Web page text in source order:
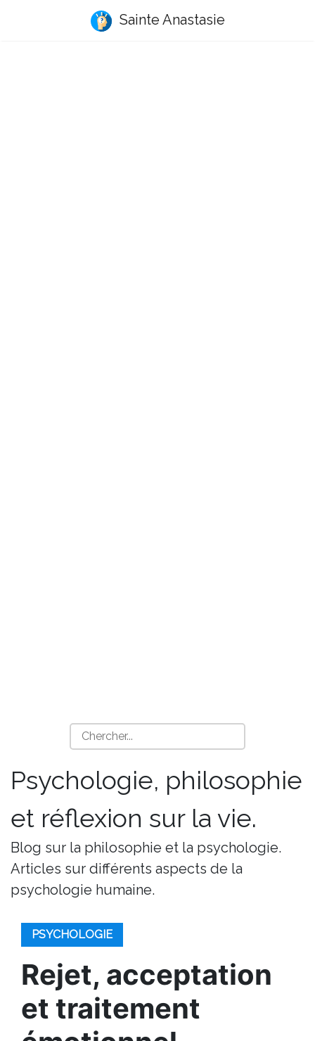
Sainte Anastasie
Psychologie, philosophie
et réflexion sur la vie.
Blog sur la philosophie et la psychologie.
Articles sur différents aspects de la
psychologie humaine.
PSYCHOLOGIE
Rejet, acceptation
et traitement